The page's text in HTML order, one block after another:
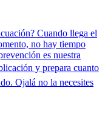
Cuando llega el
no hay tiempo
es nuestra
y prepara cuanto
Ojalá no la necesites